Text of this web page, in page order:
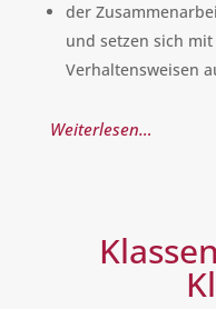
der
und setzen sich
Verhaltensweisen
Weiterlesen…